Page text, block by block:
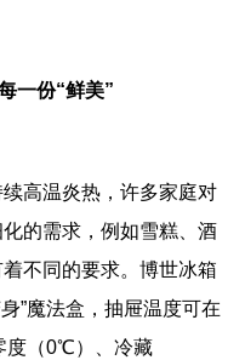
一份“鲜美”
高温炎热，许多家庭对
的需求，例如雪糕、酒
不同的要求。博世冰箱
”魔法盒，抽屉温度可在
度（0℃）、冷藏